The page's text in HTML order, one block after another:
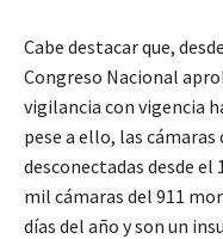
Cabe destacar que,
Congreso Nacional
vigilancia con vigencia
pese a ello, las
desconectadas desde el
mil cámaras del 911
días del año y son un